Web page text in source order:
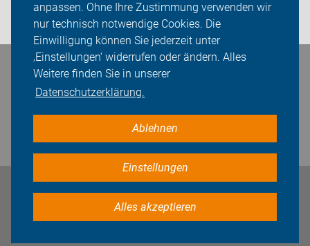
anpassen. Ohne Ihre Zustimmung verwenden wir
nur technisch notwendige Cookies. Die
Einwilligung können Sie jederzeit unter
‚Einstellungen‘ widerrufen oder ändern. Alles
Weitere finden Sie in unserer
Datenschutzerklärung.
Ablehnen
Einstellungen
Alles akzeptieren
Login
Bleiben Sie in Kontakt
Impressum Datenschutz Cookie-Einstellungen